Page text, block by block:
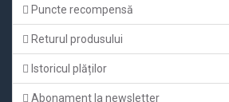
Puncte recompensă
Returul produsului
Istoricul plăților
Abonament la newsletter